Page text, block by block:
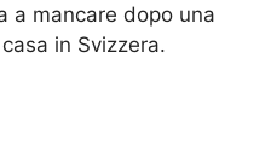
a mancare dopo una
in Svizzera.